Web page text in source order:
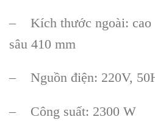
– Kích thước ngoài: cao
sâu 410 mm
– Nguồn điện: 220V,
– Công suất: 2300 W